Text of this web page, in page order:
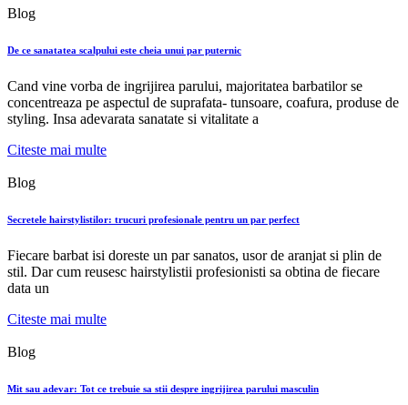
Blog
De ce sanatatea scalpului este cheia unui par puternic
Cand vine vorba de ingrijirea parului, majoritatea barbatilor se
concentreaza pe aspectul de suprafata- tunsoare, coafura, produse de
styling. Insa adevarata sanatate si vitalitate a
Citeste mai multe
Blog
Secretele hairstylistilor: trucuri profesionale pentru un par perfect
Fiecare barbat isi doreste un par sanatos, usor de aranjat si plin de
stil. Dar cum reusesc hairstylistii profesionisti sa obtina de fiecare
data un
Citeste mai multe
Blog
Mit sau adevar: Tot ce trebuie sa stii despre ingrijirea parului masculin